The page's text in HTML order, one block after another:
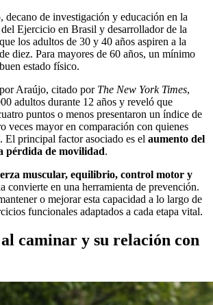
, decano de investigación y educación en la
Ejercicio en Brasil y desarrollador de la
los adultos de 30 y 40 años aspiren a la
diez. Para mayores de 60 años, un mínimo
estado físico.
Araújo, citado por The New York Times,
adultos durante 12 años y reveló que
puntos o menos presentaron un índice de
veces mayor en comparación con quienes
El principal factor asociado es el aumento del
pérdida de movilidad.
muscular, equilibrio, control motor y
convierte en una herramienta de prevención.
o mejorar esta capacidad a lo largo de
funcionales adaptados a cada etapa vital.
caminar y su relación con